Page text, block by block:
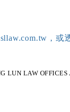
，
LUN LAW